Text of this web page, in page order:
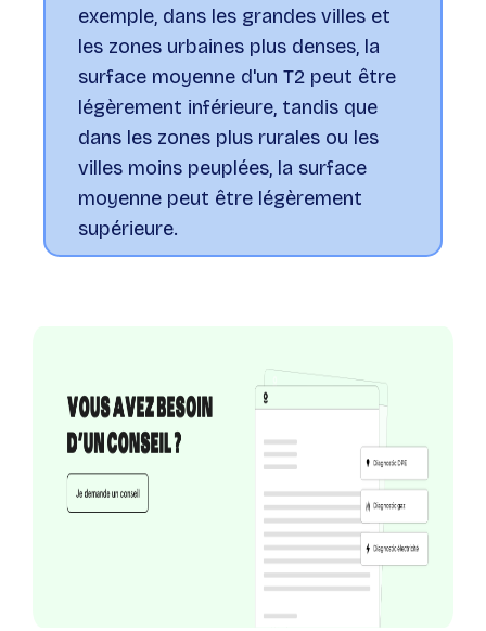
exemple, dans les grandes villes et
les zones urbaines plus denses, la
surface moyenne d'un T2 peut être
légèrement inférieure, tandis que
dans les zones plus rurales ou les
villes moins peuplées, la surface
moyenne peut être légèrement
supérieure.